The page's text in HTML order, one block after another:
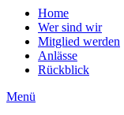
Home
Wer sind wir
Mitglied werden
Anlässe
Rückblick
Menü